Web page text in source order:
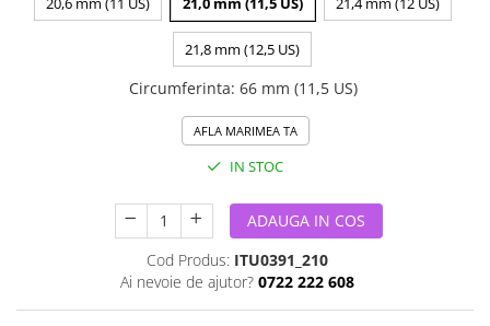
21,8 mm (12,5 US)
Circumferinta: 66 mm (11,5 US)
AFLA MARIMEA TA
IN STOC
ADAUGA IN COS
Cod Produs: ITU0391_210
Ai nevoie de ajutor? 0722 222 608